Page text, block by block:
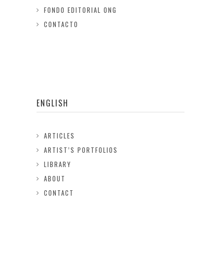
FONDO EDITORIAL ONG
CONTACTO
ENGLISH
ARTICLES
ARTIST’S PORTFOLIOS
LIBRARY
ABOUT
CONTACT